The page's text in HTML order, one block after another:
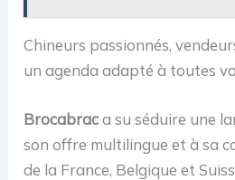
Chineurs passionnés,
un agenda adapté à toutes
Brocabraca su séduire une
son offre multilingue et à sa
de la France, Belgique et